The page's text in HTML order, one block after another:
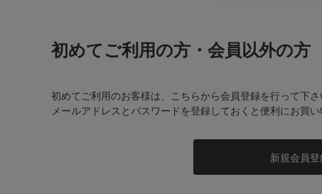
初めてご利用の方・会員以外の方
初めてご利用のお客様は、こちらから会員登録を行って下さ
メールアドレスとパスワードを登録しておくと便利にお買い